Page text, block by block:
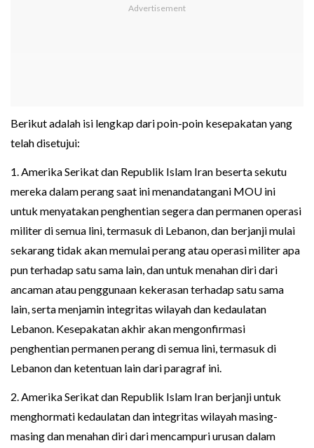
Berikut adalah isi lengkap dari poin-poin kesepakatan yang
telah disetujui:
1. Amerika Serikat dan Republik Islam Iran beserta sekutu
mereka dalam perang saat ini menandatangani MOU ini
untuk menyatakan penghentian segera dan permanen operasi
militer di semua lini, termasuk di Lebanon, dan berjanji mulai
sekarang tidak akan memulai perang atau operasi militer apa
pun terhadap satu sama lain, dan untuk menahan diri dari
ancaman atau penggunaan kekerasan terhadap satu sama
lain, serta menjamin integritas wilayah dan kedaulatan
Lebanon. Kesepakatan akhir akan mengonfirmasi
penghentian permanen perang di semua lini, termasuk di
Lebanon dan ketentuan lain dari paragraf ini.
2. Amerika Serikat dan Republik Islam Iran berjanji untuk
menghormati kedaulatan dan integritas wilayah masing-
masing dan menahan diri dari mencampuri urusan dalam